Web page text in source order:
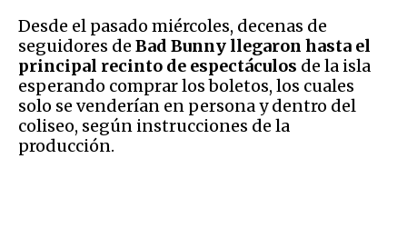
Desde el pasado miércoles, decenas de
seguidores de Bad Bunny llegaron hasta el
principal recinto de espectáculos de la isla
esperando comprar los boletos, los cuales
solo se venderían en persona y dentro del
coliseo, según instrucciones de la
producción.